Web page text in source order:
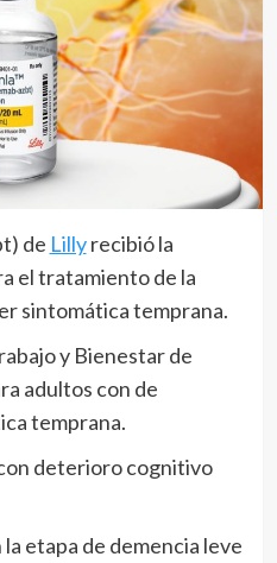
de Lillyrecibió la
el tratamiento de la
sintomática temprana.
y Bienestar de
adultos con de
temprana.
deterioro cognitivo
etapa de demencia leve